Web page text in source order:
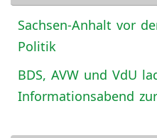
Sachsen-Anhalt vor
Politik
BDS, AVW und VdU
Informationsabend